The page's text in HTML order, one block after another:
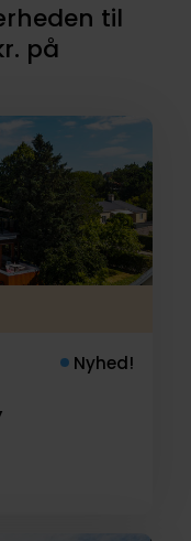
til
på
Nyhed!